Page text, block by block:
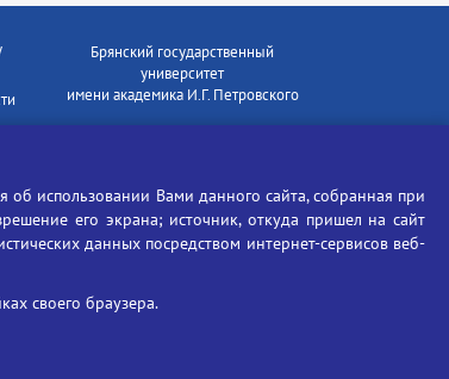
Брянский государственный
университет
имени академика И.Г. Петровского
Телефон: +7(4832)58-90-85
использовании Вами данного сайта, собранная при
его экрана; источник, откуда пришел на сайт
данных посредством интернет-сервисов веб-
своего браузера.